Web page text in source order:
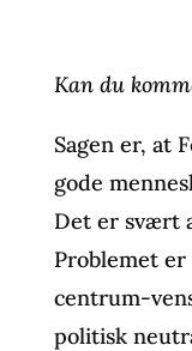
Kan du
Sagen er, at
gode
Det er svært
Problemet
centrum-
politisk